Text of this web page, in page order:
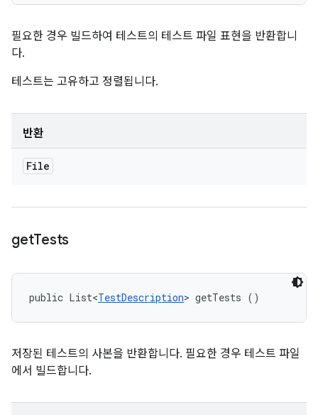
필요한 경우 빌드하여 테스트의 테스트 파일 표현을 반환합니
다.
테스트는 고유하고 정렬됩니다.
반환
File
getTests
public List<TestDescription> getTests ()
저장된 테스트의 사본을 반환합니다. 필요한 경우 테스트 파일
에서 빌드합니다.